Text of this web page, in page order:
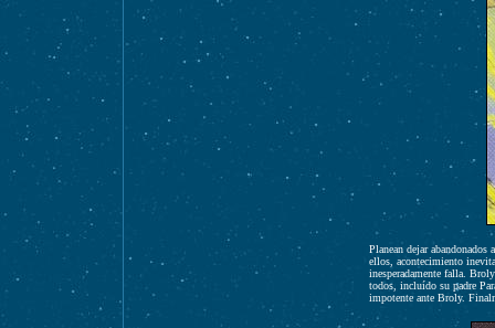
Planean dejar
ellos, acontecimiento
inesperadamente falla.
todos, incluído su padre
impotente ante Broly.